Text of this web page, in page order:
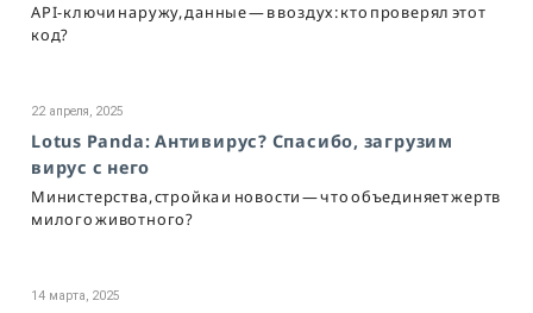
API-ключи наружу, данные — в воздух: кто проверял этот
код?
22 апреля, 2025
Lotus Panda: Антивирус? Спасибо, загрузим
вирус с него
Министерства, стройка и новости — что объединяет жертв
милого животного?
14 марта, 2025